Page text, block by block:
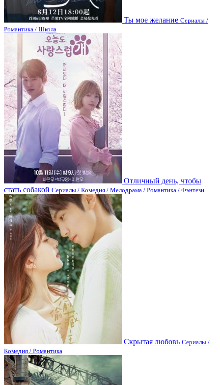
Ты мое желание Сериалы /
Романтика / Школа
Отличный день, чтобы
стать собакой Сериалы / Комедия / Мелодрама / Романтика / Фэнтези
Скрытая любовь Сериалы /
Комедия / Романтика